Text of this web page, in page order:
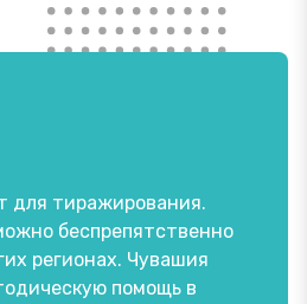
для тиражирования.
беспрепятственно
регионах. Чувашия
помощь в